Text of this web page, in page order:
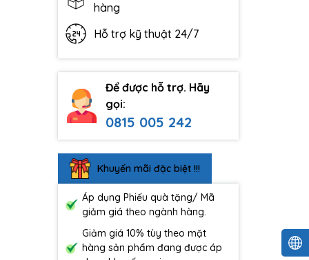
hàng
Hỗ trợ kỹ thuật 24/7
Để được hỗ trợ. Hãy
gọi:
0815 005 242
Khuyến mãi đặc biệt !!!
Áp dụng Phiếu quà tặng/ Mã
giảm giá theo ngành hàng.
Giảm giá 10% tùy theo mặt
hàng sản phẩm đang được áp